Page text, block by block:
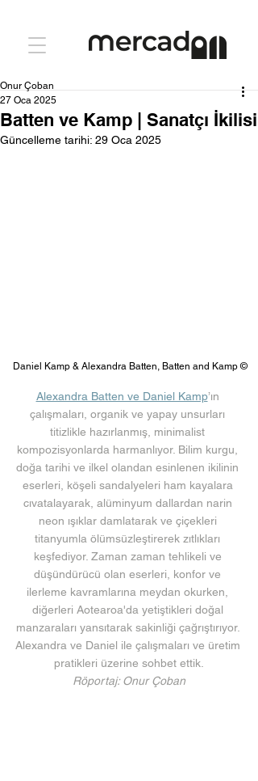
Batten ve Kamp | Sanatçı İkilisi
Onur Çoban
27 Oca 2025
Güncelleme tarihi: 29 Oca 2025
Daniel Kamp & Alexandra Batten, Batten and Kamp ©
Alexandra Batten ve Daniel Kamp’ın
çalışmaları, organik ve yapay unsurları
titizlikle hazırlanmış, minimalist
kompozisyonlarda harmanlıyor. Bilim kurgu,
doğa tarihi ve ilkel olandan esinlenen ikilinin
eserleri, köşeli sandalyeleri ham kayalara
cıvatalayarak, alüminyum dallardan narin
neon ışıklar damlatarak ve çiçekleri
titanyumla ölümsüzleştirerek zıtlıkları
keşfediyor. Zaman zaman tehlikeli ve
düşündürücü olan eserleri, konfor ve
ilerleme kavramlarına meydan okurken,
diğerleri Aotearoa'da yetiştikleri doğal
manzaraları yansıtarak sakinliği çağrıştırıyor.
Alexandra ve Daniel ile çalışmaları ve üretim
pratikleri üzerine sohbet ettik.
Röportaj: Onur Çoban